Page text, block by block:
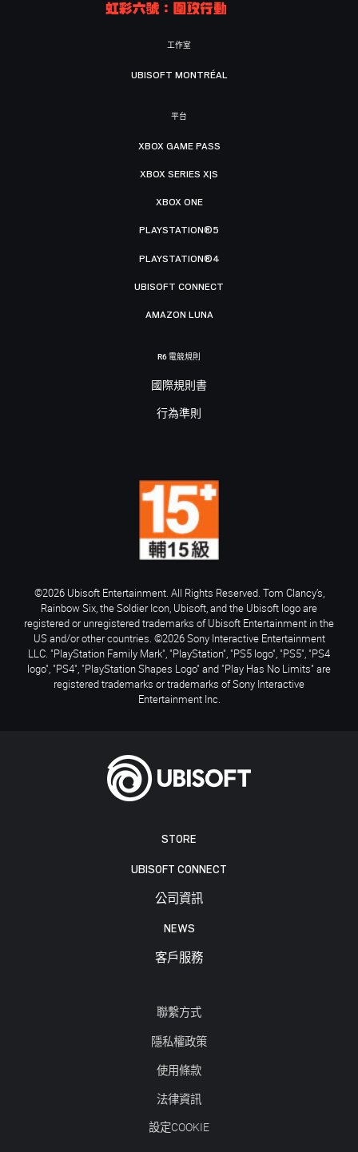
STORE
UBISOFT CONNECT
公司資訊
NEWS
客戶服務
聯繫方式
隱私權政策
使用條款
法律資訊
設定COOKIE
工作室
UBISOFT MONTRÉAL
平台
XBOX GAME PASS
XBOX SERIES X|S
XBOX ONE
PLAYSTATION®5
PLAYSTATION®4
UBISOFT CONNECT
AMAZON LUNA
R6 電競規則
國際規則書
行為準則
©2026 Ubisoft Entertainment. All Rights Reserved. Tom Clancy’s,
Rainbow Six, the Soldier Icon, Ubisoft, and the Ubisoft logo are
registered or unregistered trademarks of Ubisoft Entertainment in the
US and/or other countries. ©2026 Sony Interactive Entertainment
LLC. "PlayStation Family Mark", "PlayStation", "PS5 logo", "PS5", "PS4
logo", "PS4", "PlayStation Shapes Logo" and "Play Has No Limits" are
registered trademarks or trademarks of Sony Interactive
Entertainment Inc.